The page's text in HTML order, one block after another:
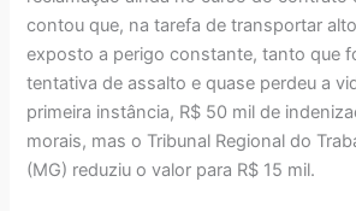
contou que, na tarefa de transportar
exposto a perigo constante, tanto que
tentativa de assalto e quase perdeu a
primeira instância, R$ 50 mil de
morais, mas o Tribunal Regional do
(MG) reduziu o valor para R$ 15 mil.